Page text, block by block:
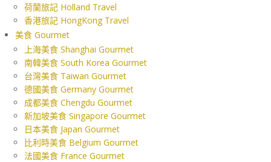
荷蘭旅記 Holland Travel
香港旅記 HongKong Travel
美食 Gourmet
上海美食 Shanghai Gourmet
南韓美食 South Korea Gourmet
台灣美食 Taiwan Gourmet
德國美食 Germany Gourmet
成都美食 Chengdu Gourmet
新加坡美食 Singapore Gourmet
日本美食 Japan Gourmet
比利時美食 Belgium Gourmet
法國美食 France Gourmet